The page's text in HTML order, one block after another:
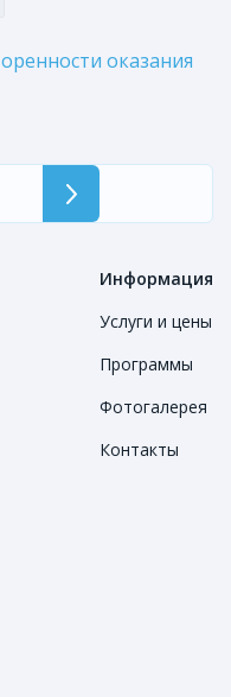
оказания
Информация
Услуги и цены
Программы
Фотогалерея
Контакты